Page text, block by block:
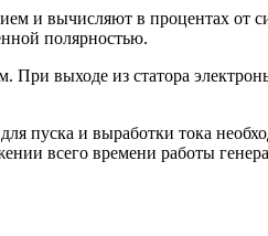
и вычисляют в процентах от
полярностью.
выходе из статора
пуска и выработки тока
всего времени работы